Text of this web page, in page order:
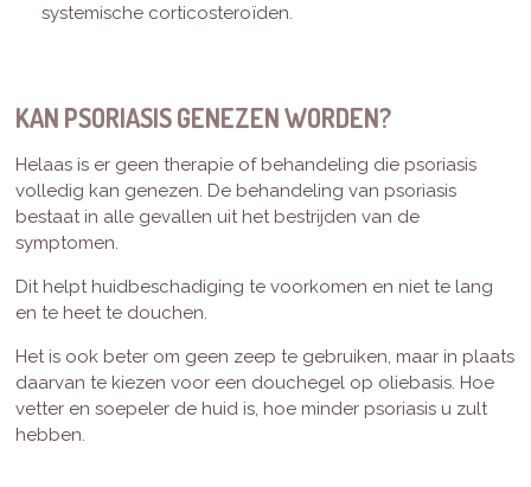
systemische corticosteroïden.
KAN PSORIASIS GENEZEN WORDEN?
Helaas is er geen therapie of behandeling die psoriasis
volledig kan genezen. De behandeling van psoriasis
bestaat in alle gevallen uit het bestrijden van de
symptomen.
Dit helpt huidbeschadiging te voorkomen en niet te lang
en te heet te douchen.
Het is ook beter om geen zeep te gebruiken, maar in plaats
daarvan te kiezen voor een douchegel op oliebasis. Hoe
vetter en soepeler de huid is, hoe minder psoriasis u zult
hebben.